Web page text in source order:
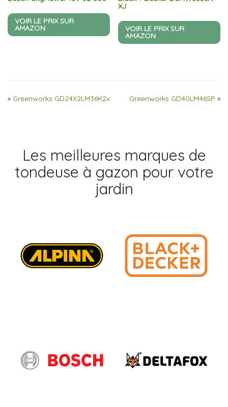
VOIR LE PRIX SUR
AMAZON
XJ
VOIR LE PRIX SUR
AMAZON
« Greenworks GD24X2LM36K2x Greenworks GD40LM46SP »
Les meilleures marques de
tondeuse à gazon pour votre
jardin